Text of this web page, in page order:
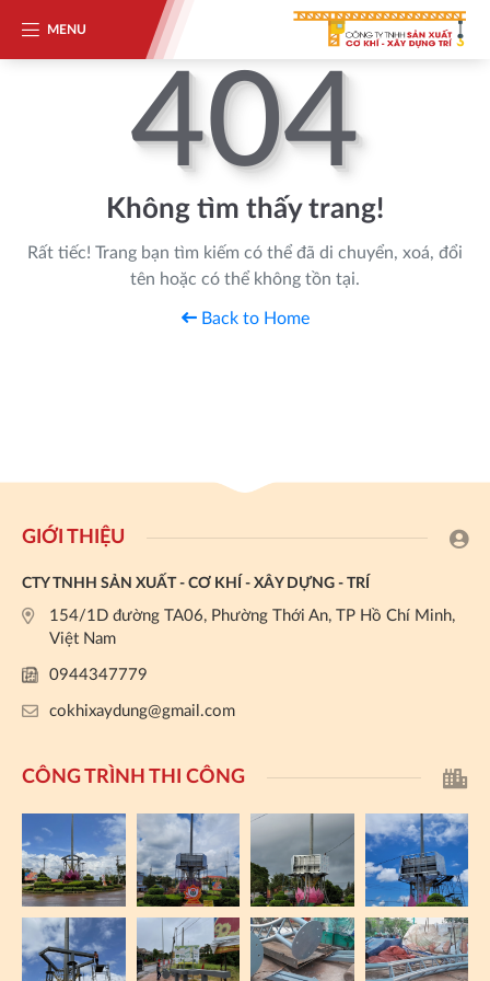
MENU
404
Không tìm thấy trang!
Rất tiếc! Trang bạn tìm kiếm có thể đã di chuyển, xoá, đổi
tên hoặc có thể không tồn tại.
Back to Home
GIỚI THIỆU
CTY TNHH SẢN XUẤT - CƠ KHÍ - XÂY DỰNG - TRÍ
154/1D đường TA06, Phường Thới An, TP Hồ Chí Minh,
Việt Nam
0944347779
cokhixaydung@gmail.com
CÔNG TRÌNH THI CÔNG